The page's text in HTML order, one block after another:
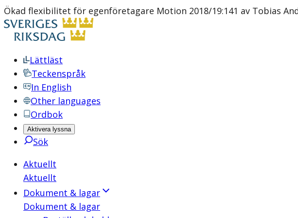
Ökad flexibilitet för egenföretagare Motion 2018/19:141 av Tobias
Lättläst
Teckenspråk
In English
Other languages
Ordbok
Aktivera lyssna
Sök
Aktuellt
Aktuellt
Dokument & lagar
Dokument & lagar